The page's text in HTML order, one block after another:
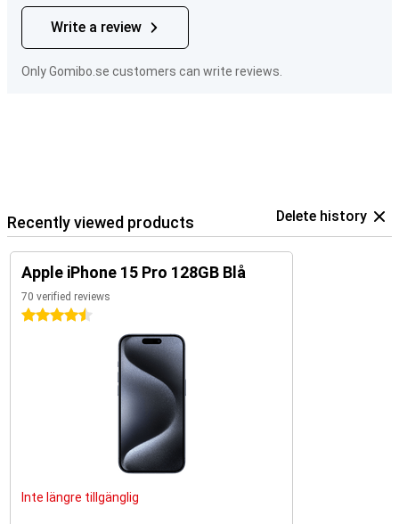
Write a review
Only Gomibo.se customers can write reviews.
Recently viewed products Delete history
Apple iPhone 15 Pro 128GB Blå
70 verified reviews
4.5 stars
Inte längre tillgänglig